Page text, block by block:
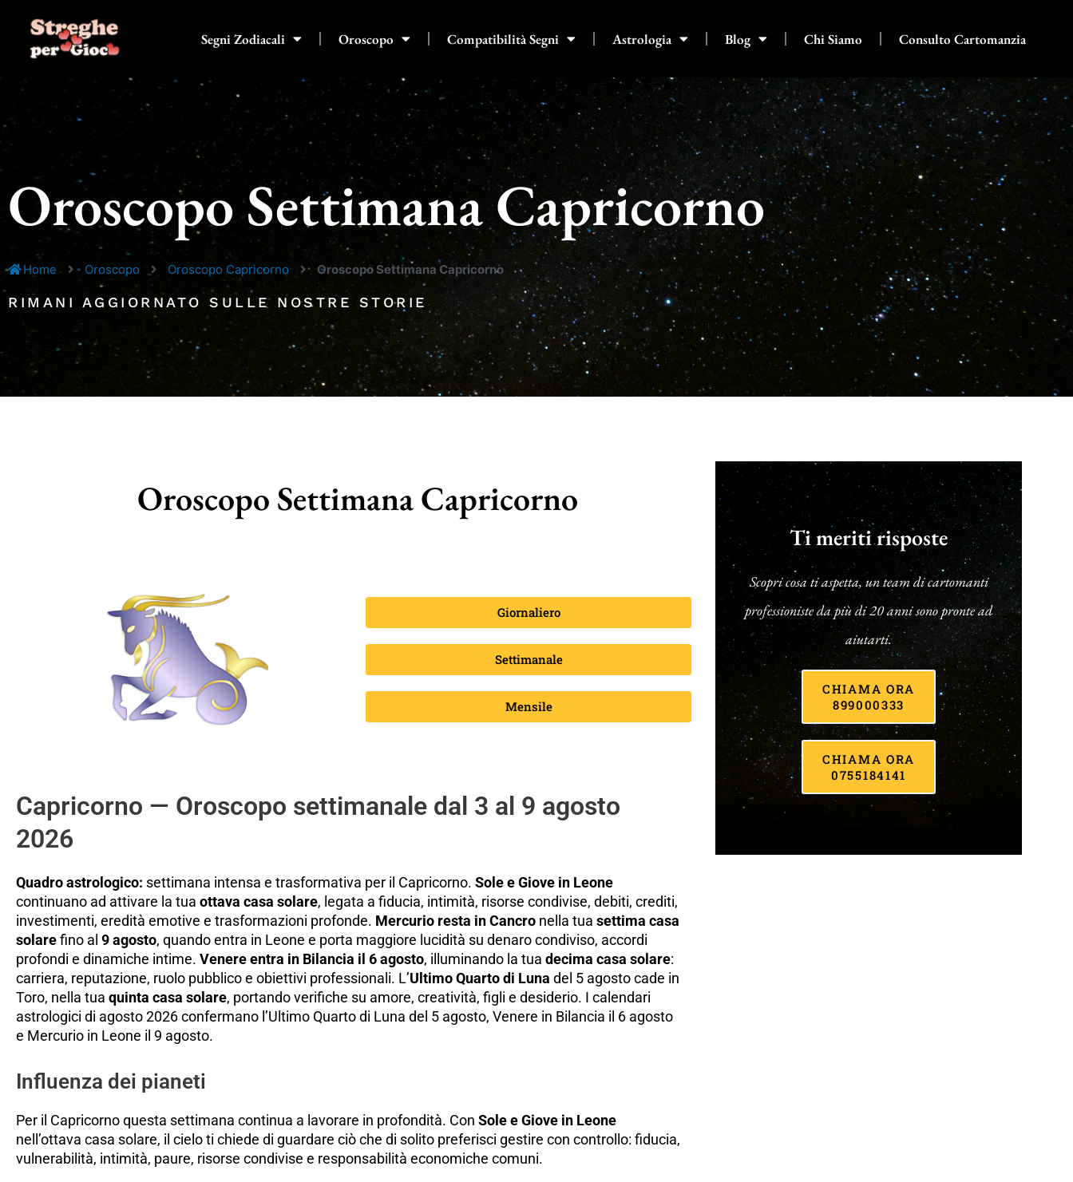
contenuto
Segni Zodiacali Oroscopo Compatibilità Segni Astrologia Blog Chi Siamo Consulto Cartomanzia
Oroscopo Settimana Capricorno
Home Oroscopo Oroscopo Capricorno Oroscopo Settimana Capricorno
RIMANI AGGIORNATO SULLE NOSTRE STORIE
Oroscopo Settimana Capricorno
Giornaliero
Settimanale
Mensile
Capricorno — Oroscopo settimanale dal 3 al 9 agosto
2026
Quadro astrologico: settimana intensa e trasformativa per il Capricorno. Sole e Giove in Leone
continuano ad attivare la tua ottava casa solare, legata a fiducia, intimità, risorse condivise, debiti, crediti,
investimenti, eredità emotive e trasformazioni profonde. Mercurio resta in Cancro nella tua settima casa
solarefino al 9 agosto, quando entra in Leone e porta maggiore lucidità su denaro condiviso, accordi
profondi e dinamiche intime. Venere entra in Bilancia il 6 agosto, illuminando la tua decima casa solare:
carriera, reputazione, ruolo pubblico e obiettivi professionali. L’Ultimo Quarto di Luna del 5 agosto cade in
Toro, nella tua quinta casa solare, portando verifiche su amore, creatività, figli e desiderio. I calendari
astrologici di agosto 2026 confermano l’Ultimo Quarto di Luna del 5 agosto, Venere in Bilancia il 6 agosto
e Mercurio in Leone il 9 agosto.
Influenza dei pianeti
Per il Capricorno questa settimana continua a lavorare in profondità. Con Sole e Giove in Leone
nell’ottava casa solare, il cielo ti chiede di guardare ciò che di solito preferisci gestire con controllo: fiducia,
vulnerabilità, intimità, paure, risorse condivise e responsabilità economiche comuni.
Ti meriti risposte
Scopri cosa ti aspetta, un team di cartomanti
professioniste da più di 20 anni sono pronte ad
aiutarti.
CHIAMA ORA
899000333
CHIAMA ORA
0755184141